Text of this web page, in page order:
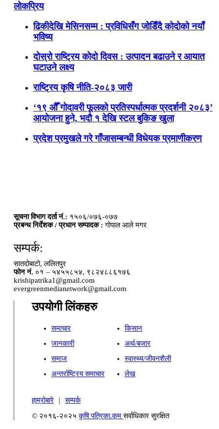
लोकप्रिय
ढिकीदेखि मेसिनसम्म : प्रविधिसँग जोडिँदै कोदोको नयाँ
भविष्य
दोस्रो राष्ट्रिय कोदो दिवस : उत्पादन बढाउने र आयात
घटाउने लक्ष्य
राष्ट्रिय कृषि नीति-२०८३ जारी
‘१९ औँ गोदावरी फूलको प्रतिस्पर्धात्मक प्रदर्शनी २०८३’
आयोजना हुने, भदौ १ देखि स्टल बुकिङ खुला
प्रदेश प्रमुखले गरे गाँजासम्बन्धी विधेयक प्रमाणीकरण
सूचना विभाग दर्ता नं.: १५०६/०७६-०७७
प्रबन्ध निर्देशक / प्रधान सम्पादक : गोपाल आले मगर
सम्पर्क:
सातदोबाटो, ललितपुर
फोन नं. ०१ – ५४५५८५४, ९८२४८८६१७६
krishipatrika1@gmail.com
evergreenmedianetwork@gmail.com
उपयोगी लिंकहरु
समाचार
किसान
जानकारी
अर्थ/बजार
समाज
स्वास्थ्य/जीवनशैली
अन्तर्राष्ट्रिय समाचार
लेख
हाम्रोबारे |
सम्पर्क
© २०१६-२०२५कृषि पत्रिका.कमसर्वाधिकार सुरक्षित